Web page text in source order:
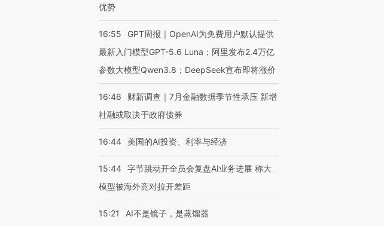
优势
16:55
GPT周报｜OpenAI为免费用户默认提供
最新入门模型GPT-5.6 Luna；阿里发布2.4万亿
参数大模型Qwen3.8；DeepSeek宣布即将涨价
16:46
财新调查｜7月金融数据季节性承压 新增
社融或取决于政府债券
16:44 美国的AI投资、利率与经济
15:44 字节跳动开全员会复盘AI业务进展 称大
模型被海外竞对拉开差距
15:21 AI不是镜子，是蒸馏器